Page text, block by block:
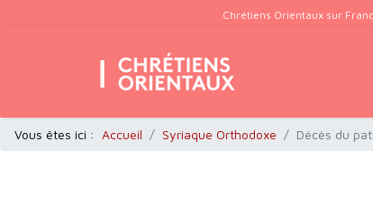
Chrétiens Orientaux sur
Vous êtes ici : Accueil Syriaque Orthodoxe Décès du